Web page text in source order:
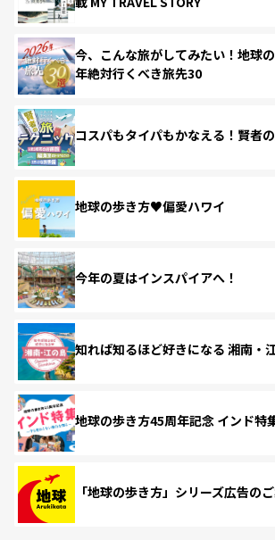
今、こんな旅がしてみたい！地球
年絶対行くべき旅先30
コスパもタイパもかなえる！賢者
地球の歩き方♥偏愛ハワイ
今年の夏はインスパイアへ！
知れば知るほど好きになる 湘南・
地球の歩き方45周年記念 インド特
「地球の歩き方」シリーズ広告の